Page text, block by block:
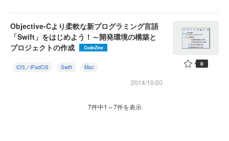
Objective-Cより柔軟な新プログラミング言語
「Swift」をはじめよう！～開発環境の構築と
プロジェクトの作成
CodeZine
iOS／iPadOS Swift Mac
2014/10/20
0
7件中1～7件を表示